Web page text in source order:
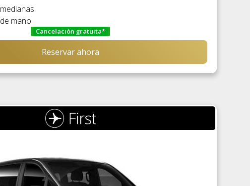
mano
Cancelación gratuita*
Reservar ahora